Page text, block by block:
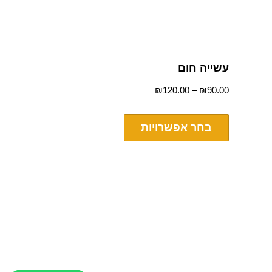
עשייה חום
₪90.00
–
₪120.00
בחר אפשרויות